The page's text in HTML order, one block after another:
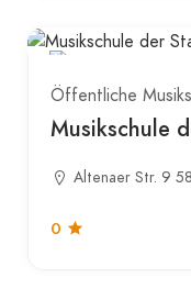
Öffentliche
Musikschule
Altenaer Str. 9
0